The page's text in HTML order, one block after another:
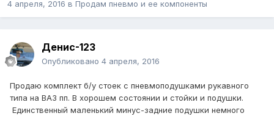
4 апреля, 2016 в Продам пневмо и ее компоненты
Денис-123
Опубликовано 4 апреля, 2016
Продаю комплект б/у стоек с пневмоподушками рукавного
типа на ВАЗ пп. В хорошем состоянии и стойки и подушки.
Единственный маленький минус-задние подушки немного